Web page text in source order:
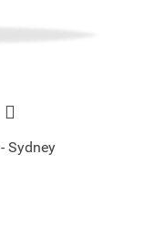
Sydney